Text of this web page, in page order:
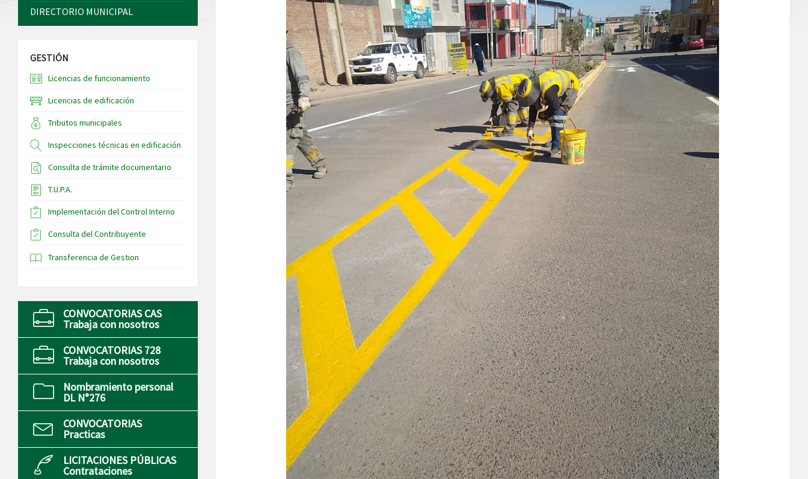
DIRECTORIO MUNICIPAL
GESTIÓN
Licencias de funcionamiento
Licencias de edificación
Tributos municipales
Inspecciones técnicas en edificación
Consulta de trámite documentario
T.U.P.A.
Implementación del Control Interno
Consulta del Contribuyente
Transferencia de Gestion
CONVOCATORIAS CAS
Trabaja con nosotros
CONVOCATORIAS 728
Trabaja con nosotros
Nombramiento personal
DL N°276
CONVOCATORIAS
Practicas
LICITACIONES PÚBLICAS
Contrataciones